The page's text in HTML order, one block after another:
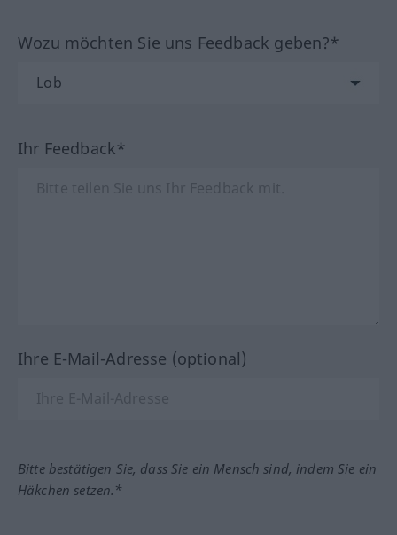
Wozu möchten Sie uns Feedback geben?*
Ihr Feedback*
Ihre E-Mail-Adresse (optional)
Bitte bestätigen Sie, dass Sie ein Mensch sind, indem Sie ein
Häkchen setzen.*